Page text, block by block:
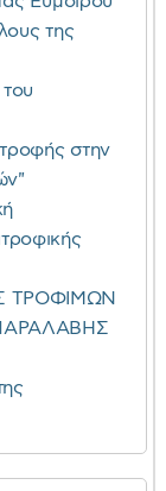
της
στην
ΤΡΟΦΙΜΩΝ